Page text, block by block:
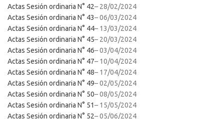
Actas Sesión ordinaria N° 42– 28/02/2024
Actas Sesión ordinaria N° 43– 06/03/2024
Actas Sesión ordinaria N° 44– 13/03/2024
Actas Sesión ordinaria N° 45– 20/03/2024
Actas Sesión ordinaria N° 46– 03/04/2024
Actas Sesión ordinaria N° 47– 10/04/2024
Actas Sesión ordinaria N° 48– 17/04/2024
Actas Sesión ordinaria N° 49– 02/05/2024
Actas Sesión ordinaria N° 50– 08/05/2024
Actas Sesión ordinaria N° 51– 15/05/2024
Actas Sesión ordinaria N° 52– 05/06/2024